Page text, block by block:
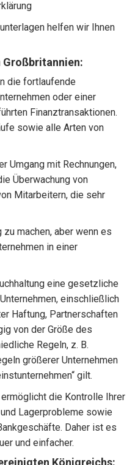
helfen wir Ihnen
Großbritannien:
die fortlaufende
oder einer
Finanztransaktionen.
sowie alle Arten von
Umgang mit Rechnungen,
Überwachung von
Mitarbeitern, die sehr
machen, aber wenn es
in einer
eine gesetzliche
einschließlich
Haftung, Partnerschaften
von der Größe des
Regeln, z. B.
größerer Unternehmen
gilt.
die Kontrolle Ihrer
Lagerprobleme sowie
Daher ist es
und einfacher.
Königreichs: